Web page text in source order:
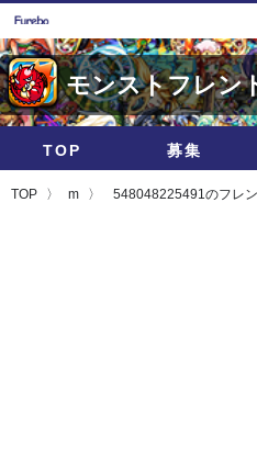
モンストフレン
TOP 募集
TOP m 548048225491のフレ